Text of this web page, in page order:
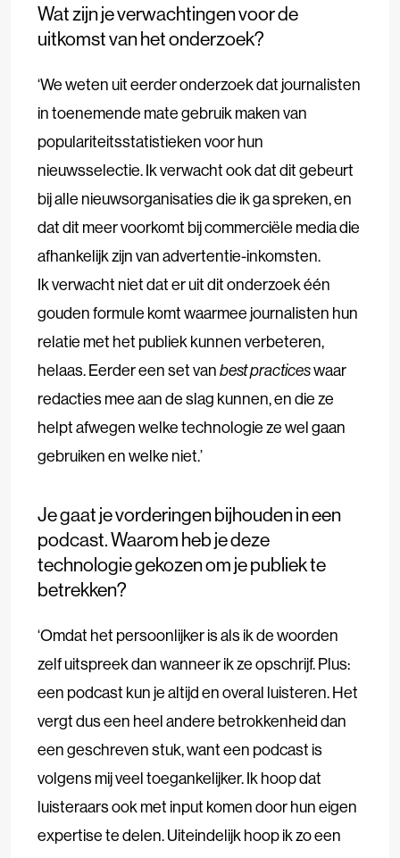
Wat zijn je verwachtingen voor de
uitkomst van het onderzoek?
‘We weten uit eerder onderzoek dat journalisten
in toenemende mate gebruik maken van
populariteitsstatistieken voor hun
nieuwsselectie. Ik verwacht ook dat dit gebeurt
bij alle nieuwsorganisaties die ik ga spreken, en
dat dit meer voorkomt bij commerciële media die
afhankelijk zijn van advertentie-inkomsten.
Ik verwacht niet dat er uit dit onderzoek één
gouden formule komt waarmee journalisten hun
relatie met het publiek kunnen verbeteren,
helaas. Eerder een set vanbestpracticeswaar
redacties mee aan de slag kunnen, en die ze
helpt afwegen welke technologie ze wel gaan
gebruiken en welke niet.’
Je gaat je vorderingen bijhouden in een
podcast. Waarom heb je deze
technologie gekozen om je publiek te
betrekken?
‘Omdat het persoonlijker is als ik de woorden
zelf uitspreek dan wanneer ik ze opschrijf. Plus:
een podcast kun je altijd en overal luisteren. Het
vergt dus een heel andere betrokkenheid dan
een geschreven stuk, want een podcast is
volgens mij veel toegankelijker. Ik hoop dat
luisteraars ook met input komen door hun eigen
expertise te delen. Uiteindelijk hoop ik zo een